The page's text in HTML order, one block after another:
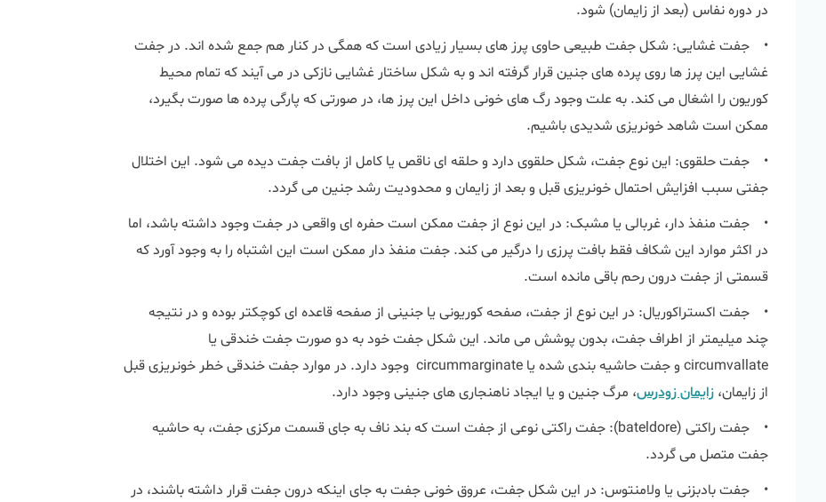
در دوره نفاس (بعد از زایمان) شود.
• جفت غشایی: شکل جفت طبیعی حاوی پرز های بسیار زیادی است که همگی در کنار هم جمع شده اند. در جفت
غشایی این پرز ها روی پرده های جنین قرار گرفته اند و به شکل ساختار غشایی نازکی در می آیند که تمام محیط
کوریون را اشغال می کند. به علت وجود رگ های خونی داخل این پرز ها، در صورتی که پارگی پرده ها صورت بگیرد،
ممکن است شاهد خونریزی شدیدی باشیم.
• جفت حلقوی: این نوع جفت، شکل حلقوی دارد و حلقه ای ناقص یا کامل از بافت جفت دیده می شود. این اختلال
جفتی سبب افزایش احتمال خونریزی قبل و بعد از زایمان و محدودیت رشد جنین می گردد.
• جفت منفذ دار، غربالی یا مشبک: در این نوع از جفت ممکن است حفره ای واقعی در جفت وجود داشته باشد، اما
در اکثر موارد این شکاف فقط بافت پرزی را درگیر می کند. جفت منفذ دار ممکن است این اشتباه را به وجود آورد که
قسمتی از جفت درون رحم باقی مانده است.
• جفت اکستراکوریال: در این نوع از جفت، صفحه کوریونی یا جنینی از صفحه قاعده ای کوچکتر بوده و در نتیجه
چند میلیمتر از اطراف جفت، بدون پوشش می ماند. این شکل جفت خود به دو صورت جفت خندقی یا
circumvallate و جفت حاشیه بندی شده یا circummarginate وجود دارد. در موارد جفت خندقی خطر خونریزی قبل
از زایمان، زایمان زودرس، مرگ جنین و یا ایجاد ناهنجاری های جنینی وجود دارد.
• جفت راکتی (bateldore): جفت راکتی نوعی از جفت است که بند ناف به جای قسمت مرکزی جفت، به حاشیه
جفت متصل می گردد.
• جفت بادبزنی یا ولامنتوس: در این شکل جفت، عروق خونی جفت به جای اینکه درون جفت قرار داشته باشند، در